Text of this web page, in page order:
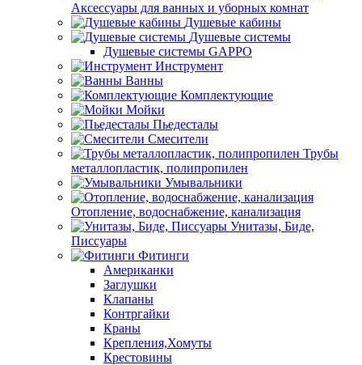
Аксессуары для ванных и уборных комнат
Душевые кабины
Душевые системы
Душевые системы GAPPO
Инструмент
Ванны
Комплектующие
Мойки
Пьедесталы
Смесители
Трубы
металлопластик, полипропилен
Умывальники
Отопление, водоснабжение, канализация
Унитазы, Биде,
Писсуары
Фитинги
Американки
Заглушки
Клапаны
Контргайки
Краны
Крепления,Хомуты
Крестовины